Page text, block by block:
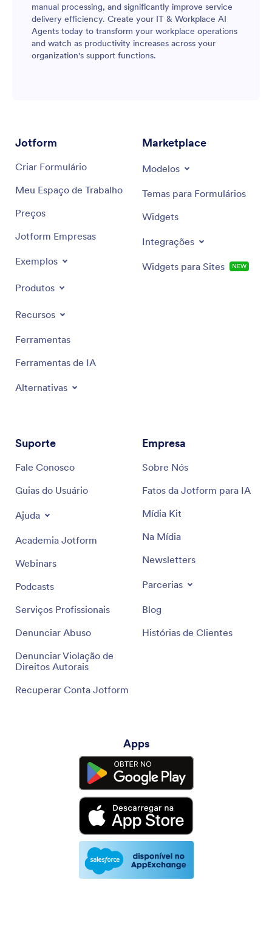
manual processing, and significantly improve service
delivery efficiency. Create your IT & Workplace AI
Agents today to transform your workplace operations
and watch as productivity increases across your
organization's support functions.
Jotform
Criar Formulário
Meu Espaço de Trabalho
Preços
Jotform Empresas
Exemplos
Produtos
Recursos
Ferramentas
Ferramentas de IA
Alternativas
Marketplace
Modelos
Temas para Formulários
Widgets
Integrações
Widgets para Sites NEW
Suporte
Fale Conosco
Guias do Usuário
Ajuda
Academia Jotform
Webinars
Podcasts
Serviços Profissionais
Denunciar Abuso
Denunciar Violação de
Direitos Autorais
Recuperar Conta Jotform
Empresa
Sobre Nós
Fatos da Jotform para IA
Mídia Kit
Na Mídia
Newsletters
Parcerias
Blog
Histórias de Clientes
Apps